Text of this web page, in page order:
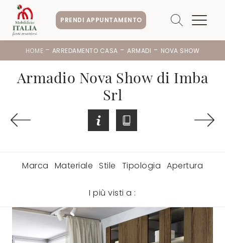
PRENDI APPUNTAMENTO
HOME - ARREDAMENTO CASA - ARMADI - NOVA SHOW
Armadio Nova Show di Imba
Srl
Marca Materiale Stile Tipologia Apertura
I più visti a :